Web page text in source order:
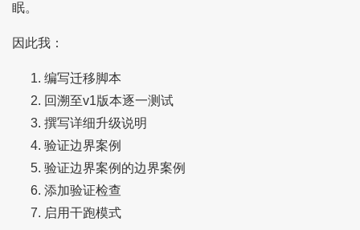
眠。
因此我：
编写迁移脚本
回溯至v1版本逐一测试
撰写详细升级说明
验证边界案例
验证边界案例的边界案例
添加验证检查
启用干跑模式